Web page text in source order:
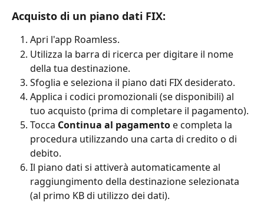
Acquisto di un piano dati FIX:
Apri l'app Roamless.
Utilizza la barra di ricerca per digitare il nome
della tua destinazione.
Sfoglia e seleziona il piano dati FIX desiderato.
Applica i codici promozionali (se disponibili) al
tuo acquisto (prima di completare il pagamento).
Tocca Continua al pagamento e completa la
procedura utilizzando una carta di credito o di
debito.
Il piano dati si attiverà automaticamente al
raggiungimento della destinazione selezionata
(al primo KB di utilizzo dei dati).